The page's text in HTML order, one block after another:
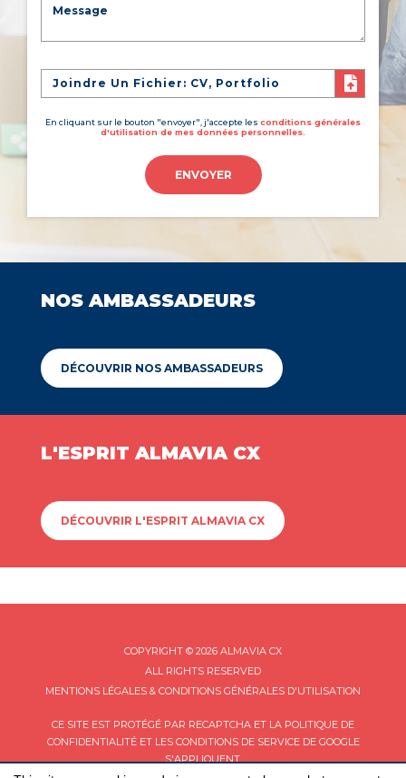
Joindre Un Fichier: CV, Portfolio
En cliquant sur le bouton "envoyer", j'accepte les conditions générales
d'utilisation de mes données personnelles.
ENVOYER
NOS AMBASSADEURS
DÉCOUVRIR NOS AMBASSADEURS
L'ESPRIT ALMAVIA CX
DÉCOUVRIR L'ESPRIT ALMAVIA CX
COPYRIGHT © 2026 ALMAVIA CX
ALL RIGHTS RESERVED
MENTIONS LÉGALES & CONDITIONS GÉNÉRALES D'UTILISATION
CE SITE EST PROTÉGÉ PAR RECAPTCHA ET LA POLITIQUE DE
CONFIDENTIALITÉET LES CONDITIONS DE SERVICEDE GOOGLE
S'APPLIQUENT.